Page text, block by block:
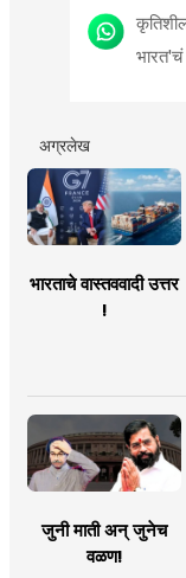
अग्रलेख
भारताचे वास्तववादी उत्तर
!
जुनी माती अन् जुनेच
वळण!